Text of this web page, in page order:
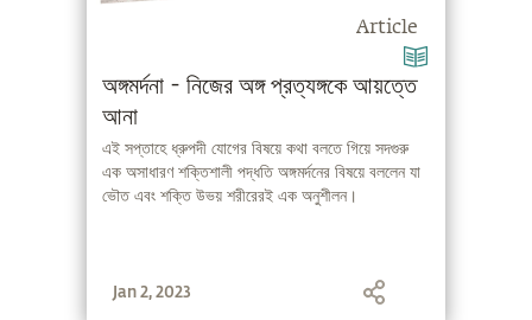
Article
অঙ্গমর্দনা - নিজের অঙ্গ প্রত্যঙ্গকে আয়ত্তে
আনা
এই সপ্তাহে ধ্রুপদী যোগের বিষয়ে কথা বলতে গিয়ে সদগুরু
এক অসাধারণ শক্তিশালী পদ্ধতি অঙ্গমর্দনের বিষয়ে বললেন যা
ভৌত এবং শক্তি উভয় শরীরেরই এক অনুশীলন।
Jan 2, 2023